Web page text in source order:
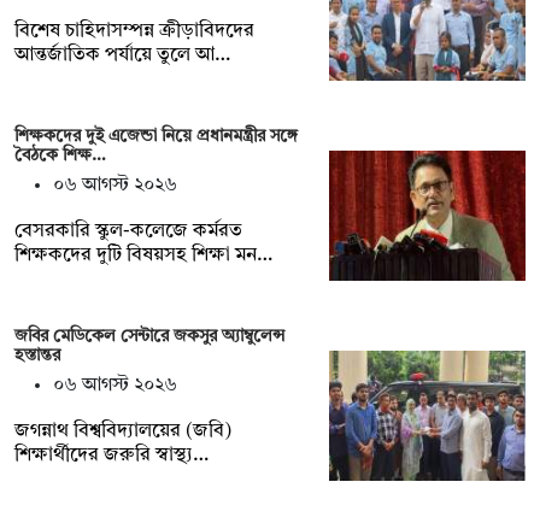
বিশেষ চাহিদাসম্পন্ন ক্রীড়াবিদদের
আন্তর্জাতিক পর্যায়ে তুলে আ…
শিক্ষকদের দুই এজেন্ডা নিয়ে প্রধানমন্ত্রীর সঙ্গে
বৈঠকে শিক্ষ…
০৬ আগস্ট ২০২৬
বেসরকারি স্কুল-কলেজে কর্মরত
শিক্ষকদের দুটি বিষয়সহ শিক্ষা মন…
জবির মেডিকেল সেন্টারে জকসুর অ্যাম্বুলেন্স
হস্তান্তর
০৬ আগস্ট ২০২৬
জগন্নাথ বিশ্ববিদ্যালয়ের (জবি)
শিক্ষার্থীদের জরুরি স্বাস্থ্য…